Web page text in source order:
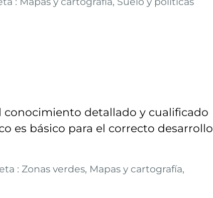
conocimiento detallado y cualificado
es básico para el correcto desarrollo
: Zonas verdes, Mapas y cartografía,